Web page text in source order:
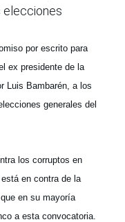
elecciones
por escrito para
ex presidente de la
Luis Bambarén, a los
generales del
los corruptos en
en contra de la
en su mayoría
a esta convocatoria.